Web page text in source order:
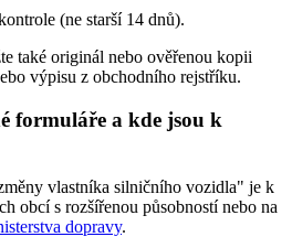
(ne starší 14 dnů).
také originál nebo ověřenou kopii
výpisu z obchodního rejstříku.
formuláře a kde jsou k
vlastníka silničního vozidla" je k
obcí s rozšířenou působností nebo na
dopravy.